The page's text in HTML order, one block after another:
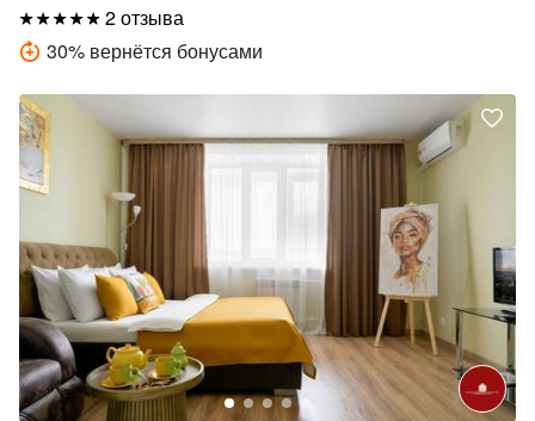
2 отзыва
30% вернётся бонусами